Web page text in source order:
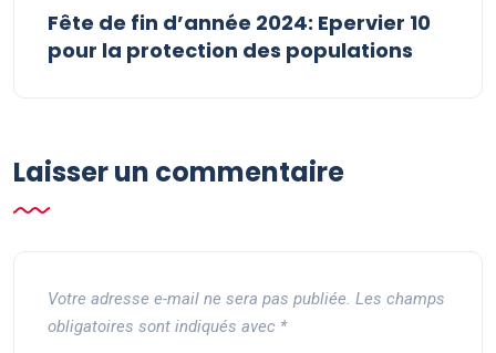
Fête de fin d’année 2024: Epervier 10
pour la protection des populations
Laisser un commentaire
Votre adresse e-mail ne sera pas publiée. Les champs
obligatoires sont indiqués avec *